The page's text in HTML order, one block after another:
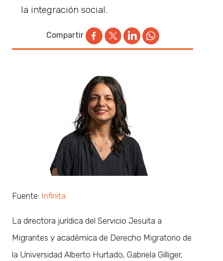
la integración social.
Compartir
Fuente: Infinita
La directora jurídica del Servicio Jesuita a
Migrantes y académica de Derecho Migratorio de
la Universidad Alberto Hurtado, Gabriela Gilliger,